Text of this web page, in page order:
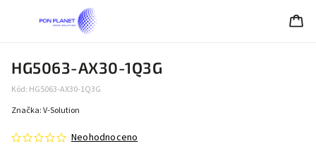
HG5063-AX30-1Q3G
Kód: HG5063-AX30-1Q3G
Neohodnoceno
Značka:V-Solution